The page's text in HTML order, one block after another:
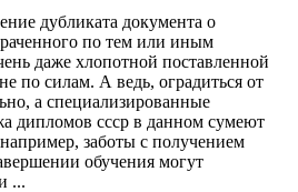
дубликата документа о
по тем или иным
даже хлопотной поставленной
по силам. А ведь, оградиться от
а специализированные
дипломов ссср в данном сумеют
заботы с получением
обучения могут
...